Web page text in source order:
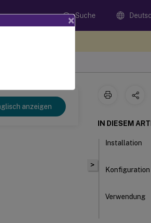
Suche
anzeigen
>
IN DIESEM
Installation
Konfiguration
Verwendung
×